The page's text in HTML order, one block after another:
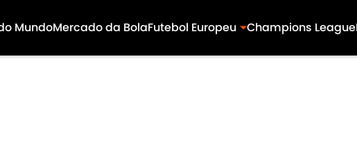
MundoMercado da BolaFutebol Europeu Champions League